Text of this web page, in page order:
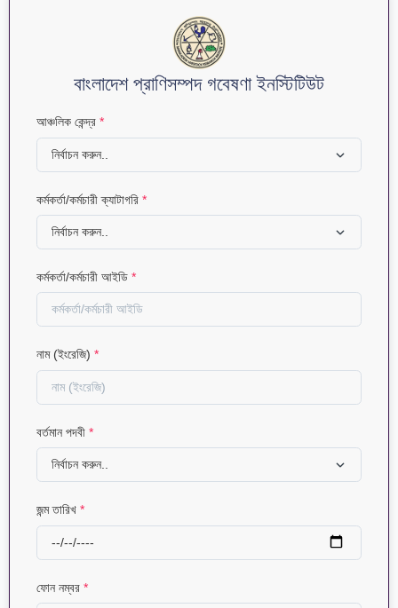
বাংলাদেশ প্রাণিসম্পদ গবেষণা ইনস্টিটিউট
আঞ্চলিক কেন্দ্র *
কর্মকর্তা/কর্মচারী ক্যাটাগরি *
কর্মকর্তা/কর্মচারী আইডি *
নাম (ইংরেজি) *
বর্তমান পদবী *
জন্ম তারিখ *
ফোন নম্বর *